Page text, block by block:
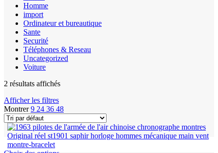
Homme
import
Ordinateur et bureautique
Sante
Securité
Téléphones & Reseau
Uncategorized
Voiture
2 résultats affichés
Afficher les filtres
Montrer9 24 36 48